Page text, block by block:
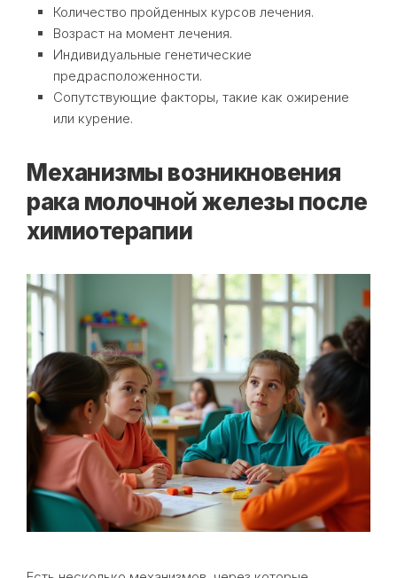
Количество пройденных курсов лечения.
Возраст на момент лечения.
Индивидуальные генетические
предрасположенности.
Сопутствующие факторы, такие как ожирение
или курение.
Механизмы возникновения
рака молочной железы после
химиотерапии